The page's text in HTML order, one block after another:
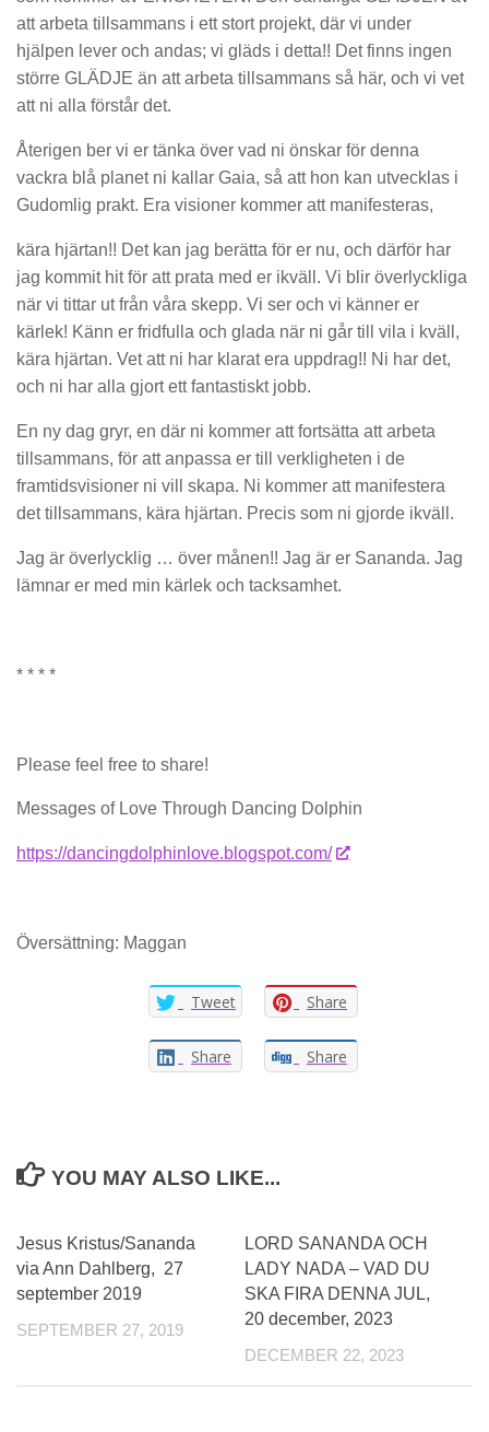
att arbeta tillsammans i ett stort projekt, där vi under
hjälpen lever och andas; vi gläds i detta!! Det finns ingen
större GLÄDJE än att arbeta tillsammans så här, och vi vet
att ni alla förstår det.
Återigen ber vi er tänka över vad ni önskar för denna
vackra blå planet ni kallar Gaia, så att hon kan utvecklas i
Gudomlig prakt. Era visioner kommer att manifesteras,
kära hjärtan!! Det kan jag berätta för er nu, och därför har
jag kommit hit för att prata med er ikväll. Vi blir överlyckliga
när vi tittar ut från våra skepp. Vi ser och vi känner er
kärlek! Känn er fridfulla och glada när ni går till vila i kväll,
kära hjärtan. Vet att ni har klarat era uppdrag!! Ni har det,
och ni har alla gjort ett fantastiskt jobb.
En ny dag gryr, en där ni kommer att fortsätta att arbeta
tillsammans, för att anpassa er till verkligheten i de
framtidsvisioner ni vill skapa. Ni kommer att manifestera
det tillsammans, kära hjärtan. Precis som ni gjorde ikväll.
Jag är överlycklig … över månen!! Jag är er Sananda. Jag
lämnar er med min kärlek och tacksamhet.
* * * *
Please feel free to share!
Messages of Love Through Dancing Dolphin
https://dancingdolphinlove.blogspot.com/
Översättning: Maggan
Tweet Share
Share Share
YOU MAY ALSO LIKE...
Jesus Kristus/Sananda
via Ann Dahlberg, 27
september 2019
SEPTEMBER 27, 2019
LORD SANANDA OCH
LADY NADA – VAD DU
SKA FIRA DENNA JUL,
20 december, 2023
DECEMBER 22, 2023